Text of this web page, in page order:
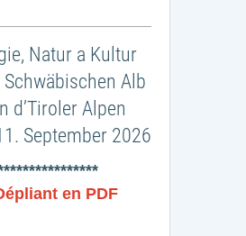
Natur a Kultur
Alb
d’Tiroler Alpen
September 2026
en PDF